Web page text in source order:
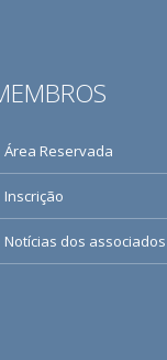
Área Reservada
Inscrição
Notícias dos associados